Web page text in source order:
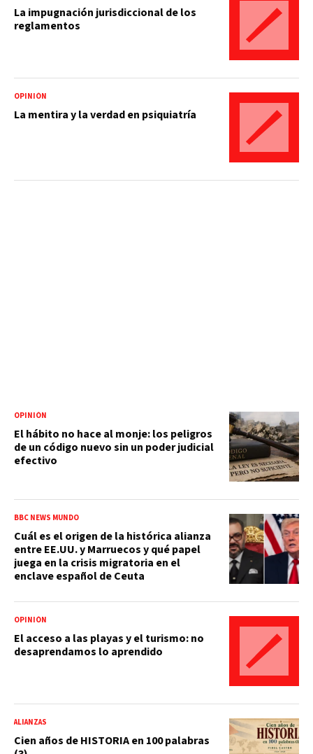
La impugnación jurisdiccional de los
reglamentos
OPINIÓN
La mentira y la verdad en psiquiatría
OPINIÓN
El hábito no hace al monje: los peligros
de un código nuevo sin un poder judicial
efectivo
BBC NEWS MUNDO
Cuál es el origen de la histórica alianza
entre EE.UU. y Marruecos y qué papel
juega en la crisis migratoria en el
enclave español de Ceuta
OPINIÓN
El acceso a las playas y el turismo: no
desaprendamos lo aprendido
ALIANZAS
Cien años de HISTORIA en 100 palabras